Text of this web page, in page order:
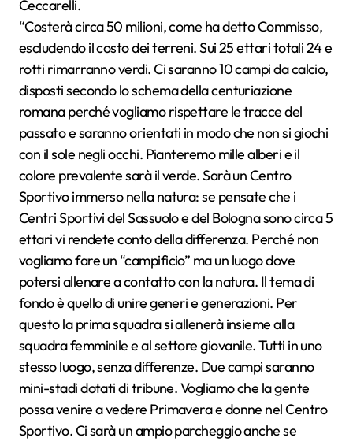
Ceccarelli.
“Costerà circa 50 milioni, come ha detto Commisso,
escludendo il costo dei terreni. Sui 25 ettari totali 24 e
rotti rimarranno verdi. Ci saranno 10 campi da calcio,
disposti secondo lo schema della centuriazione
romana perché vogliamo rispettare le tracce del
passato e saranno orientati in modo che non si giochi
con il sole negli occhi. Pianteremo mille alberi e il
colore prevalente sarà il verde. Sarà un Centro
Sportivo immerso nella natura: se pensate che i
Centri Sportivi del Sassuolo e del Bologna sono circa 5
ettari vi rendete conto della differenza. Perché non
vogliamo fare un “campificio” ma un luogo dove
potersi allenare a contatto con la natura. Il tema di
fondo è quello di unire generi e generazioni. Per
questo la prima squadra si allenerà insieme alla
squadra femminile e al settore giovanile. Tutti in uno
stesso luogo, senza differenze. Due campi saranno
mini-stadi dotati di tribune. Vogliamo che la gente
possa venire a vedere Primavera e donne nel Centro
Sportivo. Ci sarà un ampio parcheggio anche se